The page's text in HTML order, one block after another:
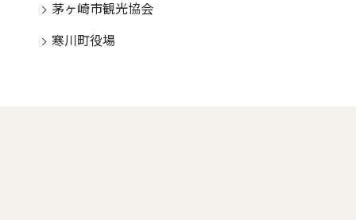
茅ヶ崎市観光協会
寒川町役場